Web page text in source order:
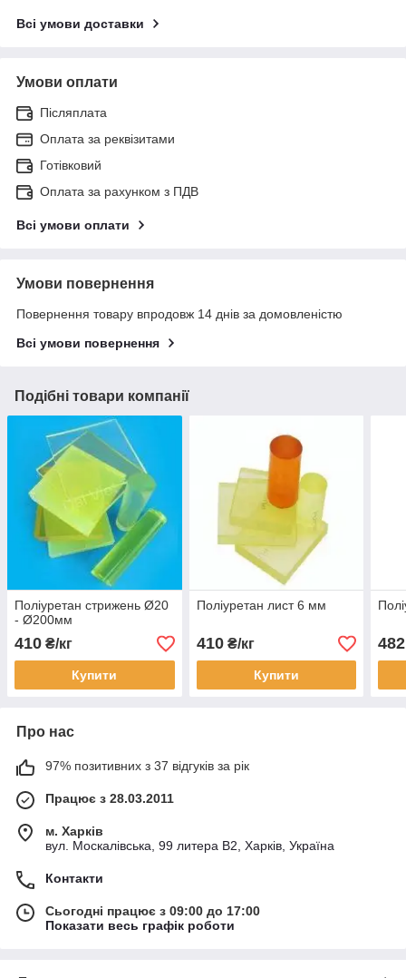
Всі умови доставки
Умови оплати
Післяплата
Оплата за реквізитами
Готівковий
Оплата за рахунком з ПДВ
Всі умови оплати
Умови повернення
Повернення товару впродовж 14 днів за домовленістю
Всі умови повернення
Подібні товари компанії
Поліуретан стрижень Ø20
- Ø200мм
410 ₴/кг
Купити
Поліуретан лист 6 мм
410₴/кг
Купити
482
Про нас
97% позитивних з 37 відгуків за рік
Працює з 28.03.2011
м. Харків
вул. Москалівська, 99 литера В2, Харків, Україна
Контакти
Сьогодні працює з 09:00 до 17:00
Показати весь графік роботи